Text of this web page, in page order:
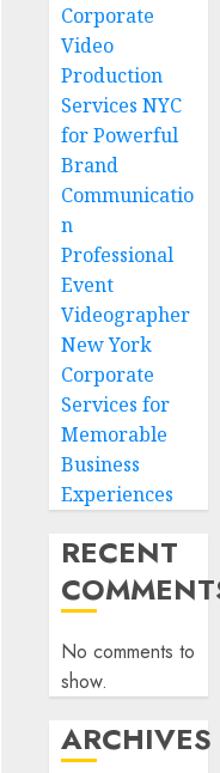
Corporate
Video
Production
Services NYC
for Powerful
Brand
Communicatio
n
Professional
Event
Videographer
New York
Corporate
Services for
Memorable
Business
Experiences
RECENT
No comments to
show.
ARCHIVES